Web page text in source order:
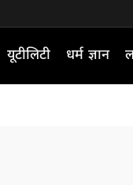
यूटीलिटी धर्म ज्ञान